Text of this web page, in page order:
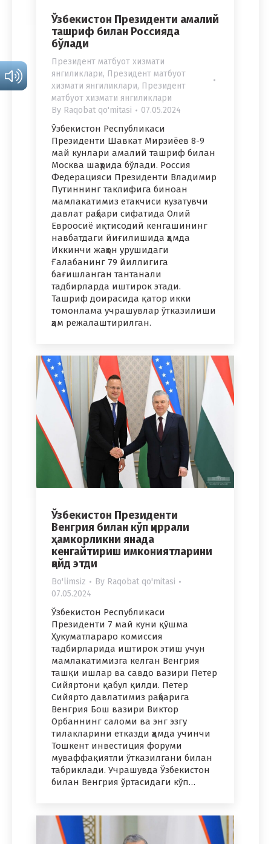
Ўзбекистон Президенти амалий
ташриф билан Россияда
бўлади
Президент матбуот хизмати
янгиликлари, Президент матбуот
хизмати янгиликлари, Президент
матбуот хизмати янгиликлари
By Raqobat qo'mitasi 07.05.2024
Ўзбекистон Республикаси
Президенти Шавкат Мирзиёев 8-9
май кунлари амалий ташриф билан
Москва шаҳрида бўлади. Россия
Федерацияси Президенти Владимир
Путиннинг таклифига биноан
мамлакатимиз етакчиси кузатувчи
давлат раҳбари сифатида Олий
Евроосиё иқтисодий кенгашининг
навбатдаги йиғилишида ҳамда
Иккинчи жаҳон урушидаги
Ғалабанинг 79 йиллигига
бағишланган тантанали
тадбирларда иштирок этади.
Ташриф доирасида қатор икки
томонлама учрашувлар ўтказилиши
ҳам режалаштирилган.
Ўзбекистон Президенти
Венгрия билан кўп қиррали
ҳамкорликни янада
кенгайтириш имкониятларини
қайд этди
Bo'limsiz By Raqobat qo'mitasi
07.05.2024
Ўзбекистон Республикаси
Президенти 7 май куни қўшма
Ҳукуматлараро комиссия
тадбирларида иштирок этиш учун
мамлакатимизга келган Венгрия
ташқи ишлар ва савдо вазири Петер
Сийяртони қабул қилди. Петер
Сийярто давлатимиз раҳбарига
Венгрия Бош вазири Виктор
Орбаннинг саломи ва энг эзгу
тилакларини етказди ҳамда учинчи
Тошкент инвестиция форуми
муваффақиятли ўтказилгани билан
табриклади. Учрашувда Ўзбекистон
билан Венгрия ўртасидаги кўп…